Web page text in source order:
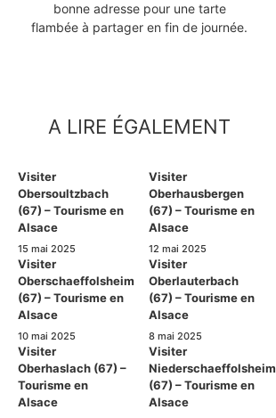
bonne adresse pour une tarte
flambée à partager en fin de journée.
A LIRE ÉGALEMENT
Visiter
Obersoultzbach
(67) – Tourisme en
Alsace
15 mai 2025
Visiter
Oberhausbergen
(67) – Tourisme en
Alsace
12 mai 2025
Visiter
Oberschaeffolsheim
(67) – Tourisme en
Alsace
10 mai 2025
Visiter
Oberlauterbach
(67) – Tourisme en
Alsace
8 mai 2025
Visiter
Oberhaslach (67) –
Tourisme en
Alsace
Visiter
Niederschaeffolsheim
(67) – Tourisme en
Alsace